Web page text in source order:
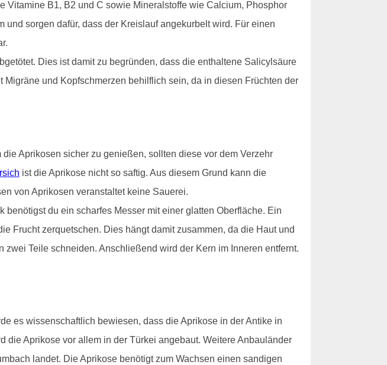
Vitamine B1, B2 und C sowie Mineralstoffe wie Calcium, Phosphor
sorgen dafür, dass der Kreislauf angekurbelt wird. Für einen
Dies ist damit zu begründen, dass die enthaltene Salicylsäure
und Kopfschmerzen behilflich sein, da in diesen Früchten der
Aprikosen sicher zu genießen, sollten diese vor dem Verzehr
ist die Aprikose nicht so saftig. Aus diesem Grund kann die
von Aprikosen veranstaltet keine Sauerei.
du ein scharfes Messer mit einer glatten Oberfläche. Ein
Frucht zerquetschen. Dies hängt damit zusammen, da die Haut und
Teile schneiden. Anschließend wird der Kern im Inneren entfernt.
es wissenschaftlich bewiesen, dass die Aprikose in der Antike in
die Aprikose vor allem in der Türkei angebaut. Weitere Anbauländer
landet. Die Aprikose benötigt zum Wachsen einen sandigen